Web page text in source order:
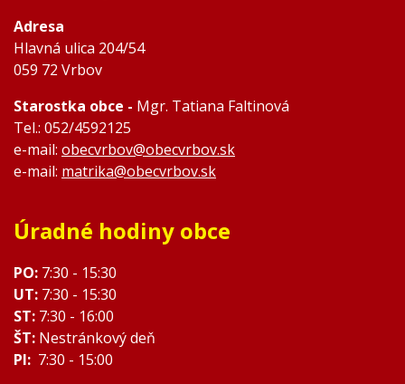
Adresa
Hlavná ulica 204/54
059 72 Vrbov
Starostka obce - Mgr. Tatiana Faltinová
Tel.: 052/4592125
e-mail: obecvrbov@obecvrbov.sk
e-mail: matrika@obecvrbov.sk
Úradné hodiny obce
PO: 7:30 - 15:30
UT: 7:30 - 15:30
ST: 7:30 - 16:00
ŠT: Nestránkový deň
PI: 7:30 - 15:00